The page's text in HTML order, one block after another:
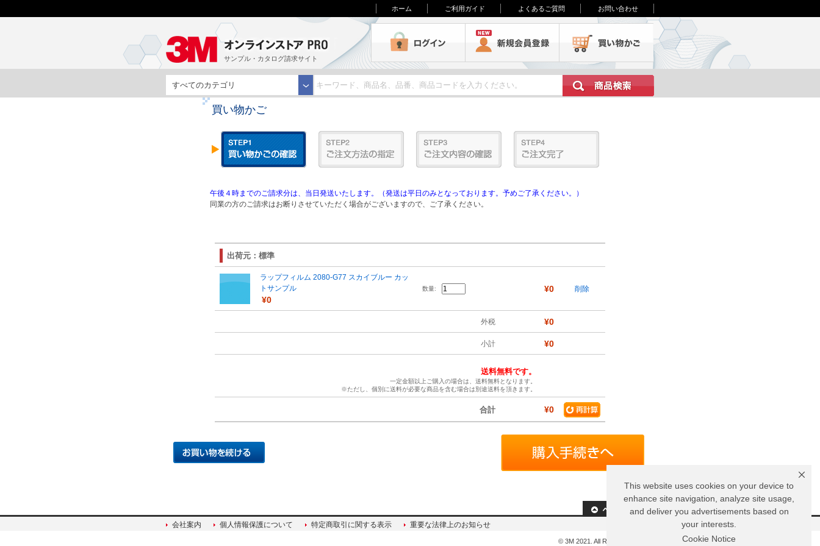
This website uses cookies on your device to
enhance site navigation, analyze site usage,
and deliver you advertisements based on
your interests.
Cookie Notice
ホーム ご利用ガイド よくあるご質問 お問い合わせ
サンプル・カタログ請求サイト
買い物かご
すべてのカテゴリ
買い物かご
午後４時までのご請求分は、当日発送いたします。（発送は平日のみとなっております。予めご了承ください。）
同業の方のご請求はお断りさせていただく場合がございますので、ご了承ください。
出荷元：標準
ラップフィルム 2080-G77 スカイブルー カッ
トサンプル
¥0
数量: ¥0 削除
外税 ¥0
小計 ¥0
送料無料です。
一定金額以上ご購入の場合は、送料無料となります。
※ただし、個別に送料が必要な商品を含む場合は別途送料を頂きます。
合計 ¥0
会社案内 個人情報保護について 特定商取引に関する表示 重要な法律上のお知らせ
© 3M 2021. All Rights Reserved.